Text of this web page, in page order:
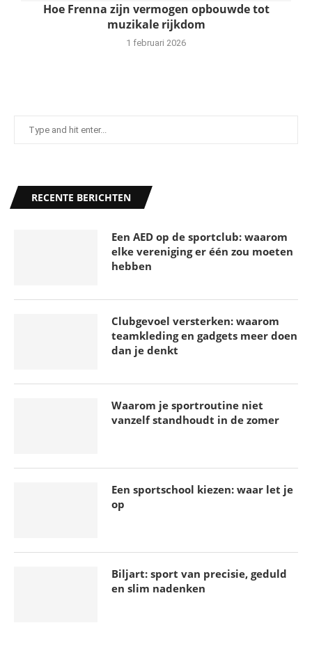
Hoe Frenna zijn vermogen opbouwde tot
muzikale rijkdom
1 februari 2026
RECENTE BERICHTEN
Een AED op de sportclub: waarom
elke vereniging er één zou moeten
hebben
Clubgevoel versterken: waarom
teamkleding en gadgets meer doen
dan je denkt
Waarom je sportroutine niet
vanzelf standhoudt in de zomer
Een sportschool kiezen: waar let je
op
Biljart: sport van precisie, geduld
en slim nadenken